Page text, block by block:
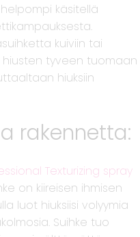
käsitellä
kuiviin tai
hiusten tyveen tuomaan
hiuksiin
rakennetta:
Texturizing spray
on kiireisen ihmisen
luot hiuksiisi volyymia
Suihke tuo